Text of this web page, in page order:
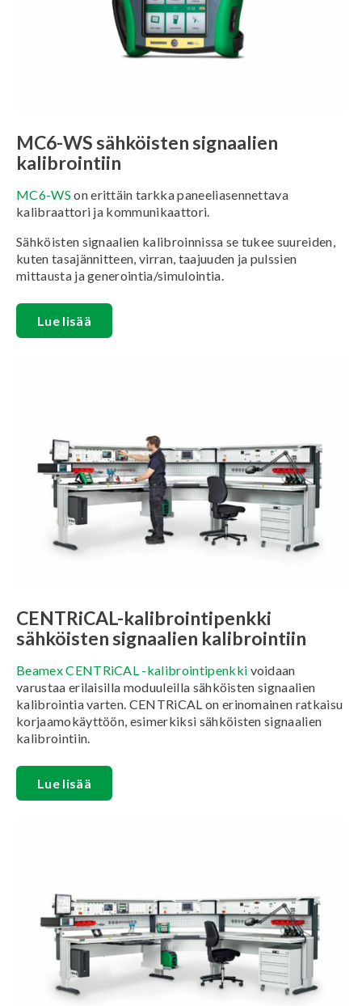
MC6-WS sähköisten signaalien
kalibrointiin
MC6-WS on erittäin tarkka paneeliasennettava
kalibraattori ja kommunikaattori.
Sähköisten signaalien kalibroinnissa se tukee suureiden,
kuten tasajännitteen, virran, taajuuden ja pulssien
mittausta ja generointia/simulointia.
Lue lisää
CENTRiCAL-kalibrointipenkki
sähköisten signaalien kalibrointiin
Beamex CENTRiCAL -kalibrointipenkki voidaan
varustaa erilaisilla moduuleilla sähköisten signaalien
kalibrointia varten. CENTRiCAL on erinomainen ratkaisu
korjaamokäyttöön, esimerkiksi sähköisten signaalien
kalibrointiin.
Lue lisää